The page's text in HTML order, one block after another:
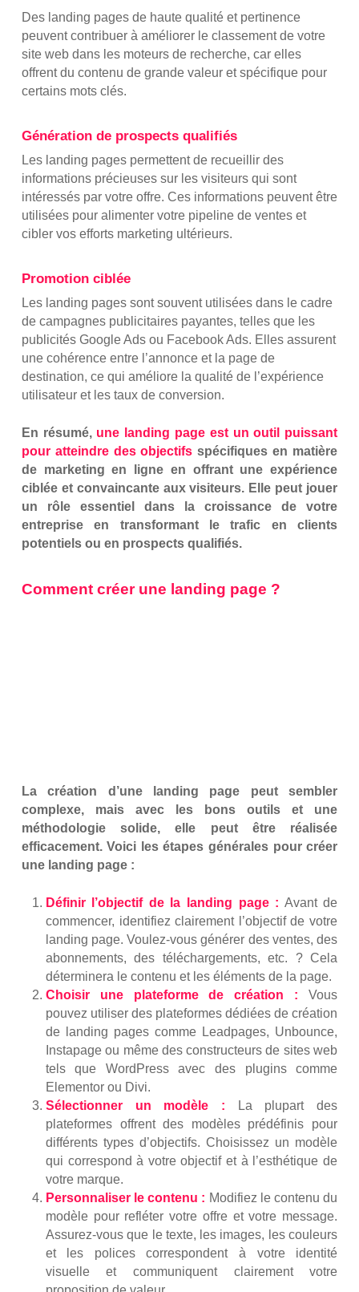
Des landing pages de haute qualité et pertinence
peuvent contribuer à améliorer le classement de votre
site web dans les moteurs de recherche, car elles
offrent du contenu de grande valeur et spécifique pour
certains mots clés.
Génération de prospects qualifiés
Les landing pages permettent de recueillir des
informations précieuses sur les visiteurs qui sont
intéressés par votre offre. Ces informations peuvent être
utilisées pour alimenter votre pipeline de ventes et
cibler vos efforts marketing ultérieurs.
Promotion ciblée
Les landing pages sont souvent utilisées dans le cadre
de campagnes publicitaires payantes, telles que les
publicités Google Ads ou Facebook Ads. Elles assurent
une cohérence entre l’annonce et la page de
destination, ce qui améliore la qualité de l’expérience
utilisateur et les taux de conversion.
En résumé, une landing page est un outil puissant
pour atteindre des objectifs spécifiques en matière
de marketing en ligne en offrant une expérience
ciblée et convaincante aux visiteurs. Elle peut jouer
un rôle essentiel dans la croissance de votre
entreprise en transformant le trafic en clients
potentiels ou en prospects qualifiés.
Comment créer une landing page ?
La création d’une landing page peut sembler
complexe, mais avec les bons outils et une
méthodologie solide, elle peut être réalisée
efficacement. Voici les étapes générales pour créer
une landing page :
Définir l’objectif de la landing page : Avant de
commencer, identifiez clairement l’objectif de votre
landing page. Voulez-vous générer des ventes, des
abonnements, des téléchargements, etc. ? Cela
déterminera le contenu et les éléments de la page.
Choisir une plateforme de création : Vous
pouvez utiliser des plateformes dédiées de création
de landing pages comme Leadpages, Unbounce,
Instapage ou même des constructeurs de sites web
tels que WordPress avec des plugins comme
Elementor ou Divi.
Sélectionner un modèle : La plupart des
plateformes offrent des modèles prédéfinis pour
différents types d’objectifs. Choisissez un modèle
qui correspond à votre objectif et à l’esthétique de
votre marque.
Personnaliser le contenu : Modifiez le contenu du
modèle pour refléter votre offre et votre message.
Assurez-vous que le texte, les images, les couleurs
et les polices correspondent à votre identité
visuelle et communiquent clairement votre